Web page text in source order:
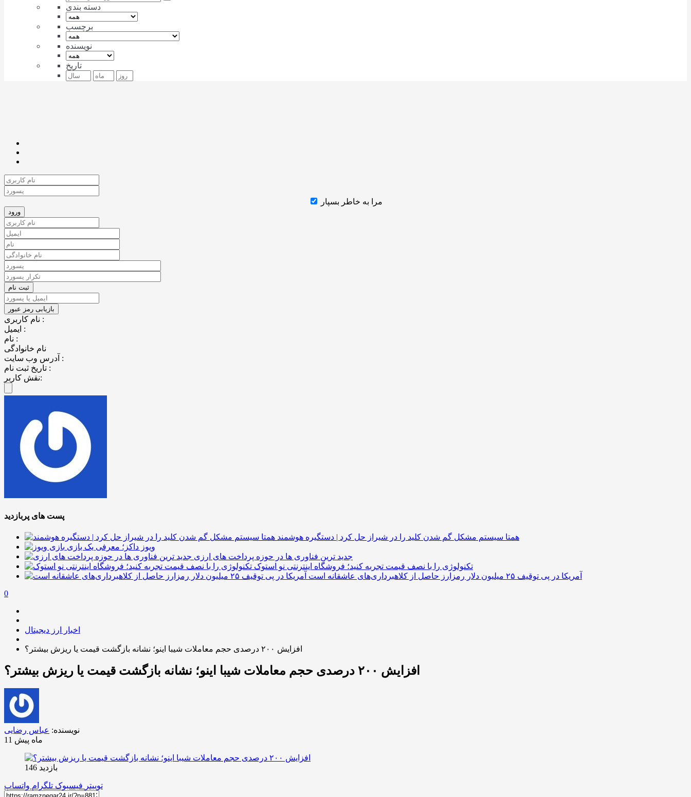
دسته بندی
برچسب
نویسنده
تاریخ
مرا به خاطر بسپار
نام کاربری :
ایمیل :
نام :
نام خانوادگی
آدرس وب سایت :
تاریخ ثبت نام :
نقش کاربر:
پست های پربازدید
همتا سیستم مشکل گم شدن کلید را در شیراز حل کرد | دستگیره هوشمند
ویوز داکز؛ معرفی یک بازی
جدید ترین فناوری ها در حوزه پرداخت های ارزی
تکنولوژی را با نصف قیمت تجربه کنید؛ فروشگاه اینترنتی نو استوک
آمریکا در پی توقیف ۲۵ میلیون دلار رمزارز حاصل از کلاهبرداری‌های عاشقانه است
0
اخبار ارز دیجیتال
افزایش ۲۰۰ درصدی حجم معاملات شیبا اینو؛ نشانه بازگشت قیمت یا ریزش بیشتر؟
افزایش ۲۰۰ درصدی حجم معاملات شیبا اینو؛ نشانه بازگشت قیمت یا ریزش بیشتر؟
نویسنده: عباس رضایی
11 ماه پیش
بازدید 146
توییتر فیسبوک تلگرام واتساپ